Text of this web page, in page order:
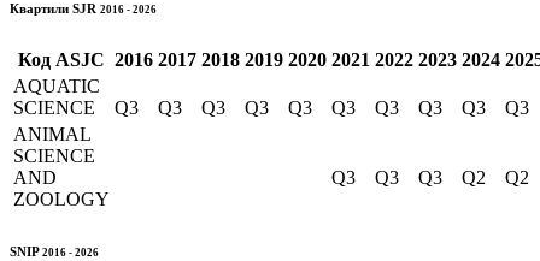
Квартили SJR 2016 - 2026
Код ASJC 2016 2017 2018 2019 2020 2021 2022 2023 2024
AQUATIC
SCIENCE
Q3 Q3 Q3 Q3 Q3 Q3 Q3 Q3 Q3
Q3
ANIMAL
SCIENCE
AND
ZOOLOGY
Q3 Q3 Q3 Q2 Q2
SNIP 2016 - 2026